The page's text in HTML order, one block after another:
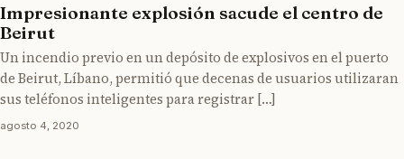
Impresionante explosión sacude el centro de
Beirut
Un incendio previo en un depósito de explosivos en el puerto
de Beirut, Líbano, permitió que decenas de usuarios utilizaran
sus teléfonos inteligentes para registrar […]
agosto 4, 2020